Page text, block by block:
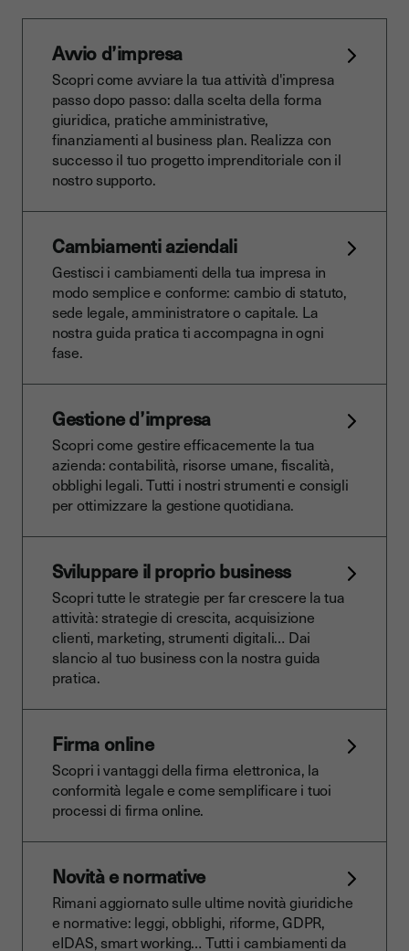
Avvio d’impresa
Scopri come avviare la tua attività d'impresa
passo dopo passo: dalla scelta della forma
giuridica, pratiche amministrative,
finanziamenti al business plan. Realizza con
successo il tuo progetto imprenditoriale con il
nostro supporto.
Cambiamenti aziendali
Gestisci i cambiamenti della tua impresa in
modo semplice e conforme: cambio di statuto,
sede legale, amministratore o capitale. La
nostra guida pratica ti accompagna in ogni
fase.
Gestione d’impresa
Scopri come gestire efficacemente la tua
azienda: contabilità, risorse umane, fiscalità,
obblighi legali. Tutti i nostri strumenti e consigli
per ottimizzare la gestione quotidiana.
Sviluppare il proprio business
Scopri tutte le strategie per far crescere la tua
attività: strategie di crescita, acquisizione
clienti, marketing, strumenti digitali… Dai
slancio al tuo business con la nostra guida
pratica.
Firma online
Scopri i vantaggi della firma elettronica, la
conformità legale e come semplificare i tuoi
processi di firma online.
Novità e normative
Rimani aggiornato sulle ultime novità giuridiche
e normative: leggi, obblighi, riforme, GDPR,
eIDAS, smart working… Tutti i cambiamenti da